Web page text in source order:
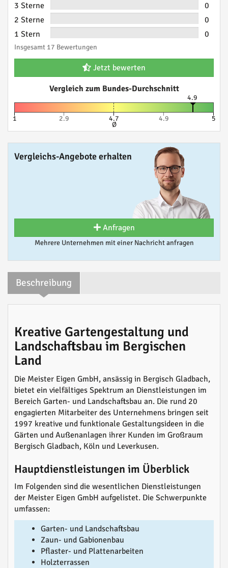
3 Sterne
0
2 Sterne
0
1 Stern
0
Insgesamt 17 Bewertungen
Jetzt bewerten
Vergleich zum Bundes-Durchschnitt
4.9
1 2.9 4.7
Ø
4.9 5
Vergleichs-Angebote erhalten
Anfragen
Mehrere Unternehmen mit einer Nachricht anfragen
Beschreibung
Kreative Gartengestaltung und
Landschaftsbau im Bergischen
Land
Die Meister Eigen GmbH, ansässig in Bergisch Gladbach,
bietet ein vielfältiges Spektrum an Dienstleistungen im
Bereich Garten- und Landschaftsbau an. Die rund 20
engagierten Mitarbeiter des Unternehmens bringen seit
1997 kreative und funktionale Gestaltungsideen in die
Gärten und Außenanlagen ihrer Kunden im Großraum
Bergisch Gladbach, Köln und Leverkusen.
Hauptdienstleistungen im Überblick
Im Folgenden sind die wesentlichen Dienstleistungen
der Meister Eigen GmbH aufgelistet. Die Schwerpunkte
umfassen:
Garten- und Landschaftsbau
Zaun- und Gabionenbau
Pflaster- und Plattenarbeiten
Holzterrassen